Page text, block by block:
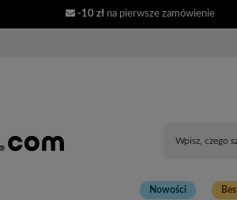
-10 zł na pierwsze zamówienie
Nowości